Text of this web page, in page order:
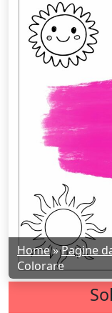
Home»Pagine
Colorare